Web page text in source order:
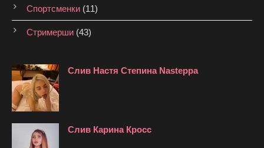
Спортсменки (11)
Стримерши (43)
Слив Настя Степина Nasteppa
Слив Карина Кросс